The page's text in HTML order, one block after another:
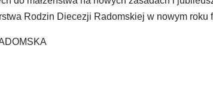
Rodzin Diecezji Radomskiej w nowym roku